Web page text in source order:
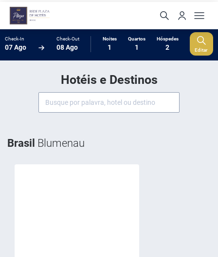
Check-In
07 Ago
Check-Out
08 Ago
Noites
1
Quartos
1
Hóspedes
2 Editar
Hotéis e Destinos
Brasil Blumenau